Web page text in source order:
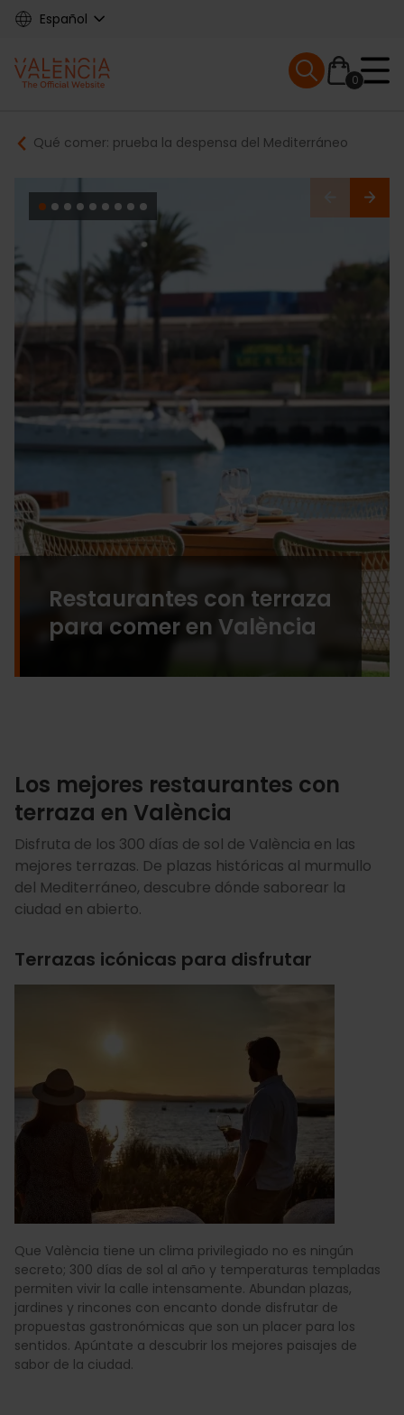
Skip
content
Español
Main
navigation
0
Mobile menu
Breadcrumb
Qué comer: prueba la despensa del Mediterráneo
Restaurantes con terraza
para comer en València
Los mejores restaurantes con
terraza en València
Disfruta de los 300 días de sol de València en las
mejores terrazas. De plazas históricas al murmullo
del Mediterráneo, descubre dónde saborear la
ciudad en abierto.
Terrazas icónicas para disfrutar
Que València tiene un clima privilegiado no es ningún
secreto; 300 días de sol al año y temperaturas templadas
permiten vivir la calle intensamente. Abundan plazas,
jardines y rincones con encanto donde disfrutar de
propuestas gastronómicas que son un placer para los
sentidos. Apúntate a descubrir los mejores paisajes de
sabor de la ciudad.